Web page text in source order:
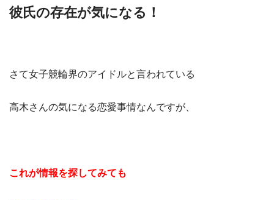
彼氏の存在が気になる！
さて女子競輪界のアイドルと言われている
高木さんの気になる恋愛事情なんですが、
これが情報を探してみても